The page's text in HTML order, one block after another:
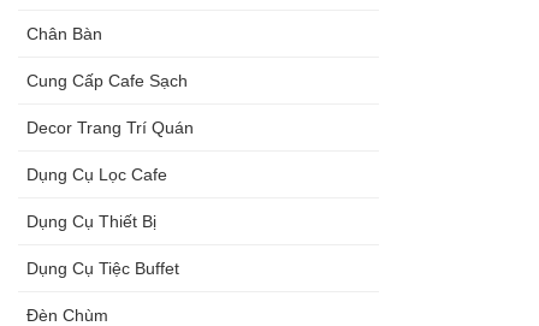
Chân Bàn
Cung Cấp Cafe Sạch
Decor Trang Trí Quán
Dụng Cụ Lọc Cafe
Dụng Cụ Thiết Bị
Dụng Cụ Tiệc Buffet
Đèn Chùm